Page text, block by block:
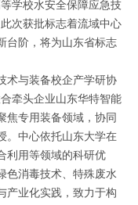
学校水安全保障应急技
次获批标志着流域中心
台阶，将为山东省标志
与装备校企产学研协
牵头企业山东华特智能
焦专用装备领域，协同
。中心依托山东大学在
利用等领域的科研优
色消毒技术、特殊废水
产业化实践，致力于构